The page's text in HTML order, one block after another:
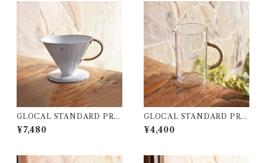
GLOCAL STANDARD PRO
DUCTS TSUBAME ﾗﾀﾝ ﾄﾞ
ﾘｯﾊﾟｰ(4人用 / ﾎﾜｲﾄ)
¥7,480
GLOCAL STANDARD PRO
DUCTS GSP ｺｰﾋｰｻｰﾊﾞｰ50
0 (ﾅﾁｭﾗﾙ)
¥4,400